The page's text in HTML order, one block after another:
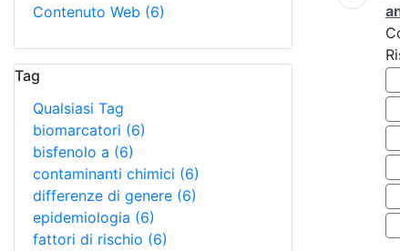
Contenuto Web (6)
Tag
Qualsiasi Tag
biomarcatori (6)
bisfenolo a (6)
contaminanti chimici (6)
differenze di genere (6)
epidemiologia (6)
fattori di rischio (6)